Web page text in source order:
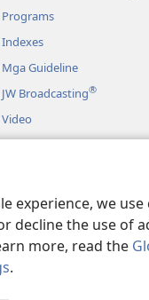
experience, we
decline the use
more, read the
.
Programs
Indexes
Mga Guideline
JW Broadcasting®
Video
Musika
Gindrama nga Pagbasa sa
Tower Bible and Tract